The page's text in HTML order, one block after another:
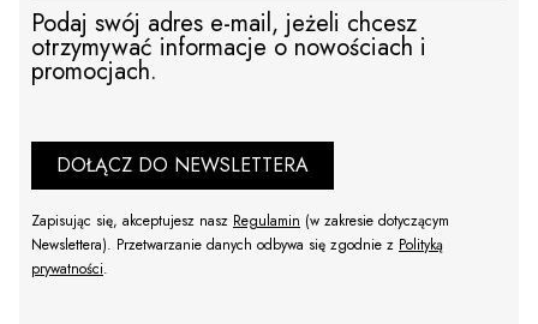
Podaj swój adres e-mail, jeżeli chcesz
otrzymywać informacje o nowościach i
promocjach.
DOŁĄCZ DO NEWSLETTERA
Zapisując się, akceptujesz nasz Regulamin (w zakresie dotyczącym
Newslettera). Przetwarzanie danych odbywa się zgodnie z Polityką
prywatności.